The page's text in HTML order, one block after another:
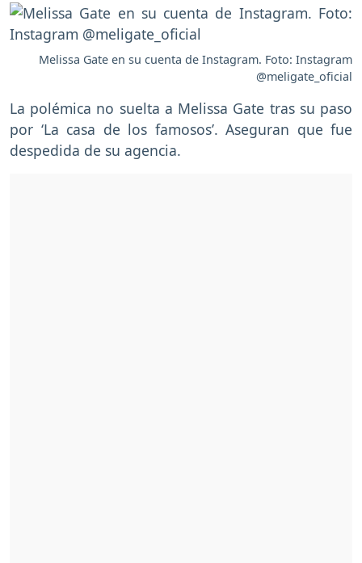
Melissa Gate en su cuenta de Instagram. Foto: Instagram
@meligate_oficial
La polémica no suelta a Melissa Gate tras su paso
por ‘La casa de los famosos’. Aseguran que fue
despedida de su agencia.